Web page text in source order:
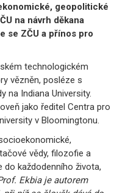
geopolitické
na návrh děkana
se ZČU a přínos pro
technologickém
vězněn, posléze s
na Indiana University.
jako ředitel Centra pro
v Bloomingtonu.
vědy, filozofie a
do každodenního života,
Ekbia je autorem